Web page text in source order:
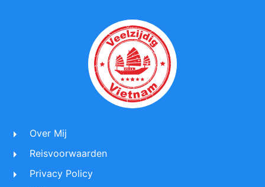
Over Mij
Reisvoorwaarden
Privacy Policy